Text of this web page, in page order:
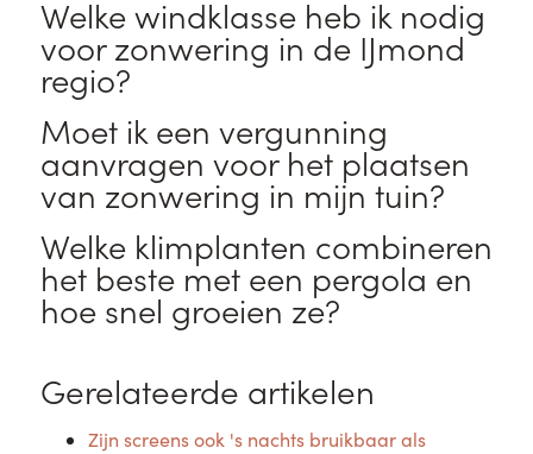
Welke windklasse heb ik nodig
voor zonwering in de IJmond
regio?
Moet ik een vergunning
aanvragen voor het plaatsen
van zonwering in mijn tuin?
Welke klimplanten combineren
het beste met een pergola en
hoe snel groeien ze?
Gerelateerde artikelen
Zijn screens ook 's nachts bruikbaar als